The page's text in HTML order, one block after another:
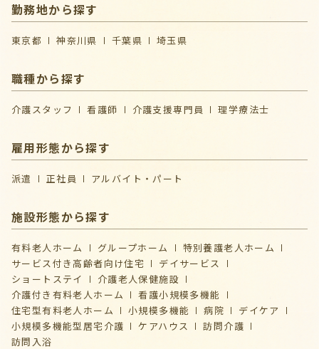
勤務地から探す
東京都 神奈川県 千葉県 埼玉県
職種から探す
介護スタッフ 看護師 介護支援専門員 理学療法士
雇用形態から探す
派遣 正社員 アルバイト・パート
施設形態から探す
有料老人ホーム グループホーム
特別養護老人ホーム
サービス付き高齢者向け住宅
デイサービス
ショートステイ
介護⽼⼈保健施設
介護付き有料老人ホーム
看護小規模多機能
住宅型有料老人ホーム
小規模多機能 病院
デイケア
⼩規模多機能型居宅介護
ケアハウス
訪問介護
訪問入浴